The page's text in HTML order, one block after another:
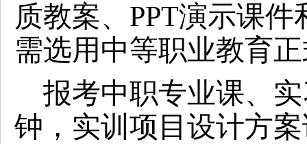
质教案、 PPT演示课
需选用中等职业教育
报考中职专业课、
钟，实训项目设计方